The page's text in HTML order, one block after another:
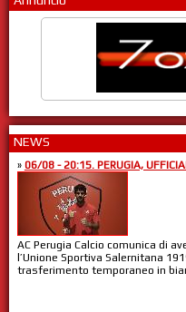
NEWS
» 06/08 - 20:15. PERUGIA,
AC Perugia Calcio comunica di
l’Unione Sportiva Salernitana
trasferimento temporaneo in